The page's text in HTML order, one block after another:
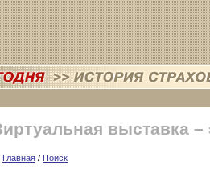
выставка –
Главная / Поиск